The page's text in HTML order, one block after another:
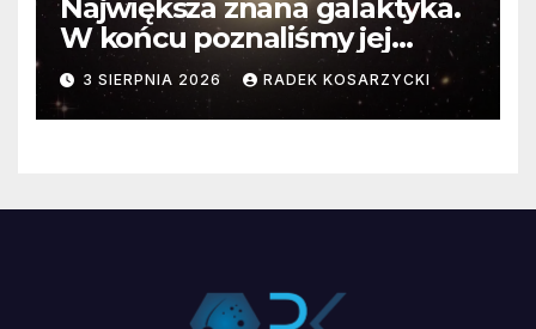
Największa znana galaktyka.
W końcu poznaliśmy jej
faktyczne wymiary
3 SIERPNIA 2026 RADEK KOSARZYCKI